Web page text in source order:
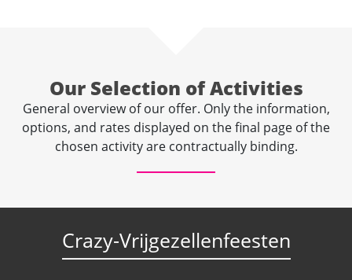
Our Selection of Activities
General overview of our offer. Only the information,
options, and rates displayed on the final page of the
chosen activity are contractually binding.
Crazy-Vrijgezellenfeesten